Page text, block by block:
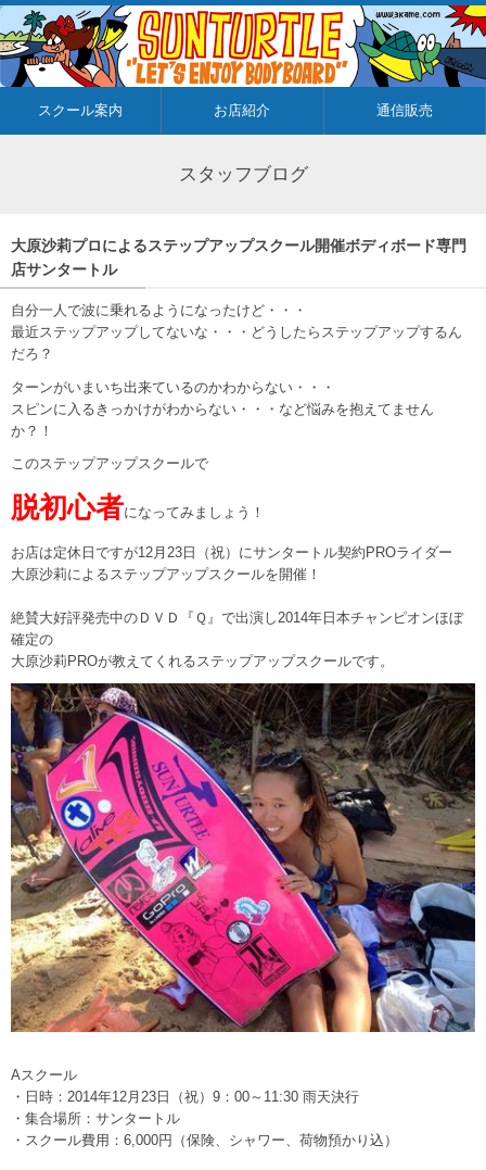
スクール案内 お店紹介 通信販売
スタッフブログ
大原沙莉プロによるステップアップスクール開催ボディボード専門
店サンタートル
自分一人で波に乗れるようになったけど・・・
最近ステップアップしてないな・・・どうしたらステップアップするん
だろ？
ターンがいまいち出来ているのかわからない・・・
スピンに入るきっかけがわからない・・・など悩みを抱えてません
か？！
このステップアップスクールで
脱初心者になってみましょう！
お店は定休日ですが12月23日（祝）にサンタートル契約PROライダー
大原沙莉によるステップアップスクールを開催！
絶賛大好評発売中のＤＶＤ『Ｑ』で出演し2014年日本チャンピオンほぼ
確定の
大原沙莉PROが教えてくれるステップアップスクールです。
Aスクール
・日時：2014年12月23日（祝）9：00～11:30 雨天決行
・集合場所：サンタートル
・スクール費用：6,000円（保険、シャワー、荷物預かり込）